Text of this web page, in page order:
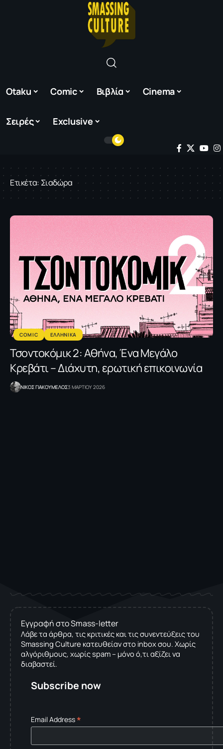
Otaku Comic Βιβλία Cinema
Σειρές Exclusive
Ετικέτα:Σιαδώρα
COMIC ΕΛΛΗΝΙΚΑ
Τσοντοκόμικ 2: Αθήνα, Ένα Μεγάλο
Κρεβάτι – Διάχυτη, ερωτική επικοινωνία
NΙΚΟΣ ΓΙΑΚΟΥΜΕΛΟΣ3 ΜΑΡΤΙΟΥ 2026
Εγγραφή στο Smass-letter
Λάβε τα άρθρα, τις κριτικές και τις συνεντεύξεις του
Smassing Culture κατευθείαν στο inbox σου. Χωρίς
αλγόριθμους, χωρίς spam – μόνο ό,τι αξίζει να
διαβαστεί.
Subscribe now
Email Address*